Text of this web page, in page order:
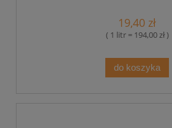
19,40 zł
( 1 litr = 194,00 zł )
do koszyka